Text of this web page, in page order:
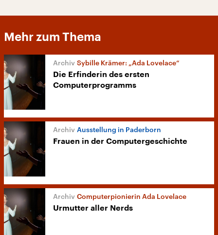
Mehr zum Thema
Sybille Krämer: „Ada Lovelace“
Die Erfinderin des ersten
Computerprogramms
Ausstellung in Paderborn
Frauen in der Computergeschichte
Computerpionierin Ada Lovelace
Urmutter aller Nerds